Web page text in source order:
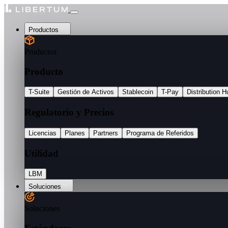
Productos
Productos
Producto
T-Suite Gestión de Activos Stablecoin T-Pay Distribution
Regulatorio y Precios
Licencias Planes Partners Programa de Referidos
Utilidad
LBM
Soluciones
Soluciones